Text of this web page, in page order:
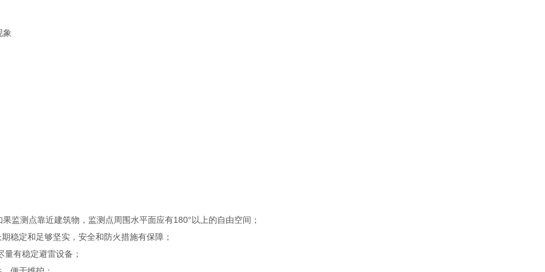
测点靠近建筑物，监测点周围水平面应有180°以上的自由空间；
定和足够坚实，安全和防火措施有保障；
有稳定避雷设备；